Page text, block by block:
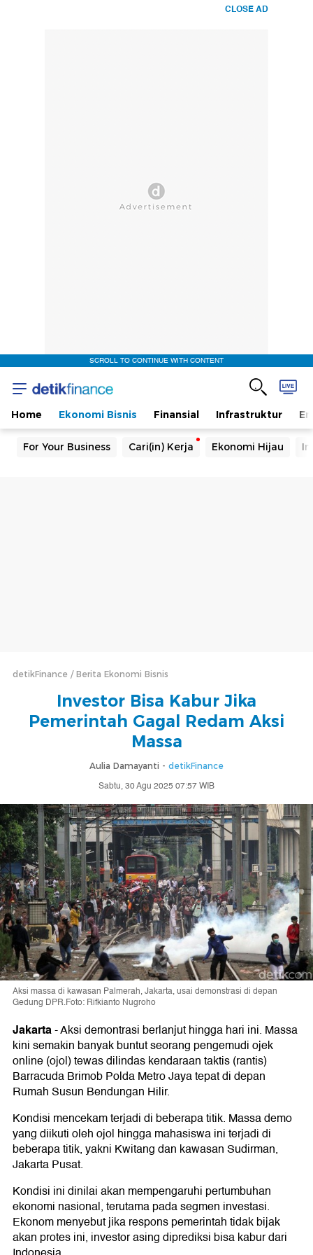
CLOSE AD
SCROLL TO CONTINUE WITH CONTENT
Home Ekonomi Bisnis Finansial Infrastruktur
For Your Business Cari(in) Kerja Ekonomi Hijau
detikFinance Berita Ekonomi Bisnis
Investor Bisa Kabur Jika
Pemerintah Gagal Redam Aksi
Massa
Aulia Damayanti - detikFinance
Sabtu, 30 Agu 2025 07:57 WIB
Aksi massa di kawasan Palmerah, Jakarta, usai demonstrasi di depan
Gedung DPR.Foto: Rifkianto Nugroho
Jakarta-Aksi demontrasi berlanjut hingga hari ini. Massa
kini semakin banyak buntut seorang pengemudi ojek
online (ojol) tewas dilindas kendaraan taktis (rantis)
Barracuda Brimob Polda Metro Jaya tepat di depan
Rumah Susun Bendungan Hilir.
Kondisi mencekam terjadi di beberapa titik. Massa demo
yang diikuti oleh ojol hingga mahasiswa ini terjadi di
beberapa titik, yakni Kwitang dan kawasan Sudirman,
Jakarta Pusat.
Kondisi ini dinilai akan mempengaruhi pertumbuhan
ekonomi nasional, terutama pada segmen investasi.
Ekonom menyebut jika respons pemerintah tidak bijak
akan protes ini, investor asing diprediksi bisa kabur dari